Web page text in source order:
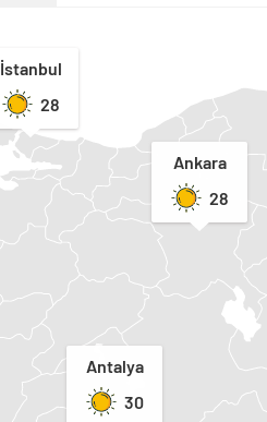
İstanbul
28
Ankara
28
Antalya
30